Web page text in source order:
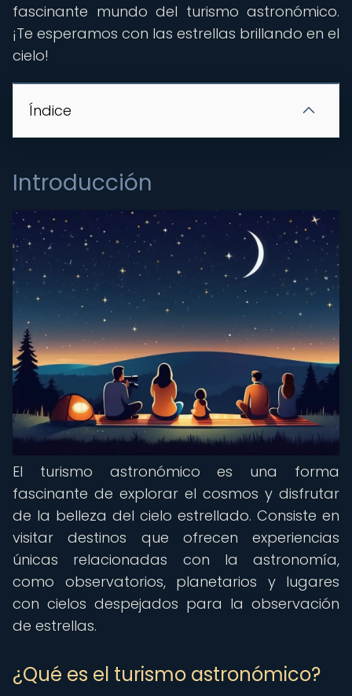
fascinante mundo del turismo astronómico.
¡Te esperamos con las estrellas brillando en el
cielo!
Índice
Introducción
El turismo astronómico es una forma
fascinante de explorar el cosmos y disfrutar
de la belleza del cielo estrellado. Consiste en
visitar destinos que ofrecen experiencias
únicas relacionadas con la astronomía,
como observatorios, planetarios y lugares
con cielos despejados para la observación
de estrellas.
¿Qué es el turismo astronómico?